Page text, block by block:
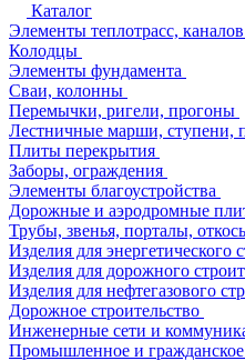
Каталог
Элементы теплотрасс, каналов
Колодцы
Элементы фундамента
Сваи, колонны
Перемычки, ригели, прогоны
Лестничные марши, ступени,
Плиты перекрытия
Заборы, ограждения
Элементы благоустройства
Дорожные и аэродромные
Трубы, звенья, порталы,
Изделия для энергетического
Изделия для дорожного
Изделия для нефтегазового
Дорожное строительство
Инженерные сети и
Промышленное и гражданское